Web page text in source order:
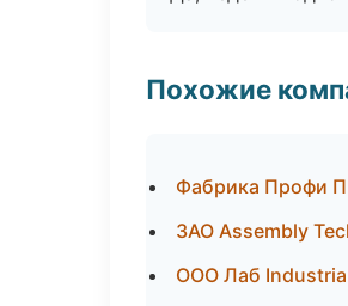
Похожие
Фабрика Профи
ЗАО Assembly
ООО Лаб